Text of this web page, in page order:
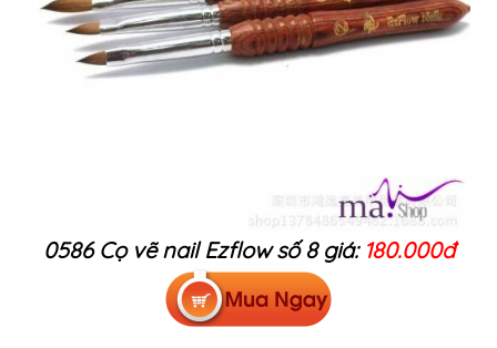
0586 Cọ vẽ nail Ezflow số 8 giá: 180.000đ